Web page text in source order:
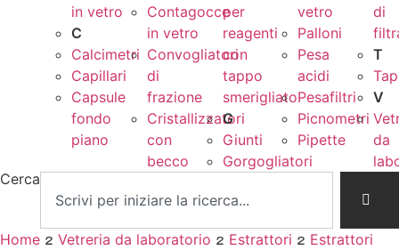
in vetro
C
Calcimetri
Capillari
Capsule
fondo
piano
Contagocce
in vetro
Convogliatori
di
frazione
Cristallizzatori
con
becco
per
reagenti
con
tappo
smerigliato
G
Giunti
Gorgogliatori
vetro
Palloni
Pesa
acidi
Pesafiltri
Picnometri
Pipette
di
T
V
da
Cerca
Home  Vetreria da laboratorio  Estrattori  Estrattori